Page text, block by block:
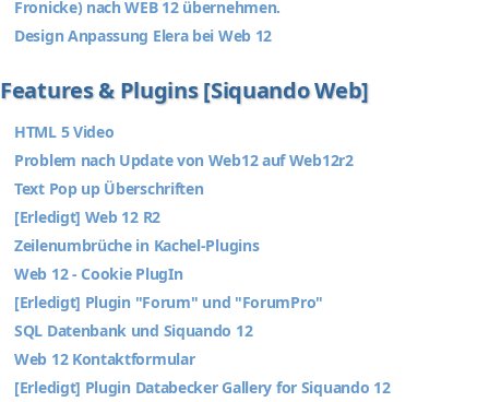
Fronicke) nach WEB 12 übernehmen.
Design Anpassung Elera bei Web 12
Features & Plugins [Siquando Web]
HTML 5 Video
Problem nach Update von Web12 auf Web12r2
Text Pop up Überschriften
[Erledigt] Web 12 R2
Zeilenumbrüche in Kachel-Plugins
Web 12 - Cookie PlugIn
[Erledigt] Plugin "Forum" und "ForumPro"
SQL Datenbank und Siquando 12
Web 12 Kontaktformular
[Erledigt] Plugin Databecker Gallery for Siquando 12